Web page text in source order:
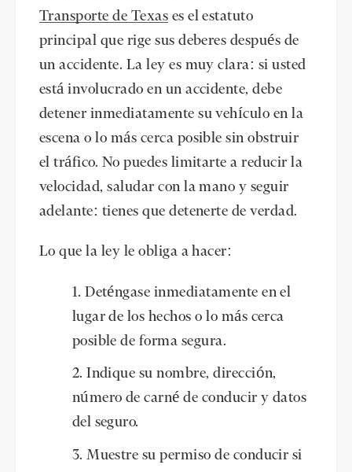
Transporte de Texas es el estatuto
principal que rige sus deberes después de
un accidente. La ley es muy clara: si usted
está involucrado en un accidente, debe
detener inmediatamente su vehículo en la
escena o lo más cerca posible sin obstruir
el tráfico. No puedes limitarte a reducir la
velocidad, saludar con la mano y seguir
adelante: tienes que detenerte de verdad.
Lo que la ley le obliga a hacer:
Deténgase inmediatamente en el
lugar de los hechos o lo más cerca
posible de forma segura.
Indique su nombre, dirección,
número de carné de conducir y datos
del seguro.
Muestre su permiso de conducir si